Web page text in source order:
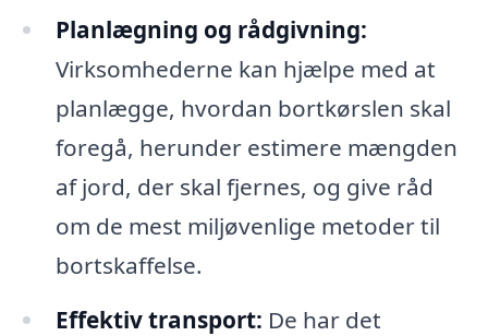
Planlægning og rådgivning:
Virksomhederne kan hjælpe med at
planlægge, hvordan bortkørslen skal
foregå, herunder estimere mængden
af jord, der skal fjernes, og give råd
om de mest miljøvenlige metoder til
bortskaffelse.
Effektiv transport: De har det